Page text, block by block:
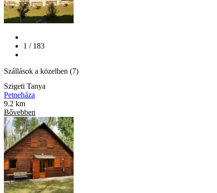
1 / 183
Szállások a közelben (7)
Szigeti Tanya
Petneháza
9.2 km
Bővebben